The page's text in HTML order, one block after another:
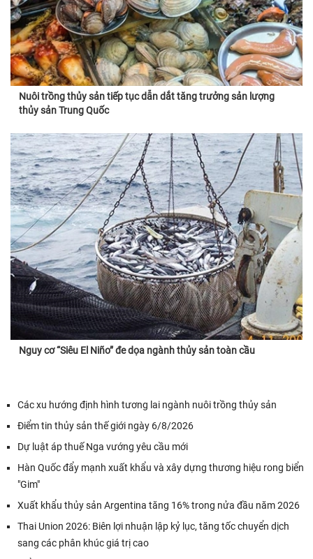
Nuôi trồng thủy sản tiếp tục dẫn dắt tăng trưởng sản lượng
thủy sản Trung Quốc
Nguy cơ “Siêu El Niño” đe dọa ngành thủy sản toàn cầu
Các xu hướng định hình tương lai ngành nuôi trồng thủy sản
Điểm tin thủy sản thế giới ngày 6/8/2026
Dự luật áp thuế Nga vướng yêu cầu mới
Hàn Quốc đẩy mạnh xuất khẩu và xây dựng thương hiệu rong biển
"Gim"
Xuất khẩu thủy sản Argentina tăng 16% trong nửa đầu năm 2026
Thai Union 2026: Biên lợi nhuận lập kỷ lục, tăng tốc chuyển dịch
sang các phân khúc giá trị cao